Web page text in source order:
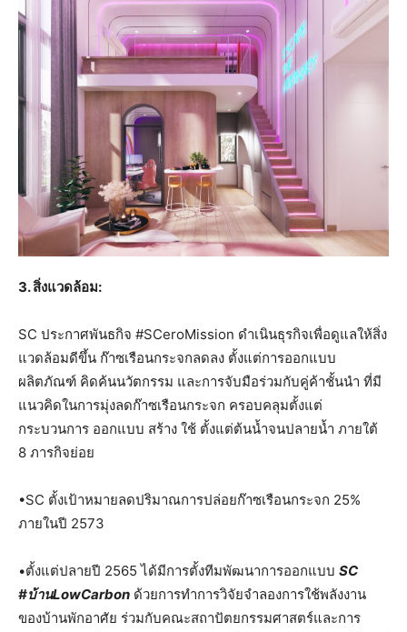
3. สิ่งแวดล้อม:
SC ประกาศพันธกิจ #SCeroMission ดำเนินธุรกิจเพื่อดูแลให้สิ่ง
แวดล้อมดีขึ้น ก๊าซเรือนกระจกลดลง ตั้งแต่การออกแบบ
ผลิตภัณฑ์ คิดค้นนวัตกรรม และการจับมือร่วมกับคู่ค้าชั้นนำ ที่มี
แนวคิดในการมุ่งลดก๊าซเรือนกระจก ครอบคลุมตั้งแต่
กระบวนการ ออกแบบ สร้าง ใช้ ตั้งแต่ต้นน้ำจนปลายน้ำ ภายใต้
8 ภารกิจย่อย
•SC ตั้งเป้าหมายลดปริมาณการปล่อยก๊าซเรือนกระจก 25%
ภายในปี 2573
•ตั้งแต่ปลายปี 2565 ได้มีการตั้งทีมพัฒนาการออกแบบ SC
#บ้านLowCarbon ด้วยการทำการวิจัยจำลองการใช้พลังงาน
ของบ้านพักอาศัย ร่วมกับคณะสถาปัตยกรรมศาสตร์และการ